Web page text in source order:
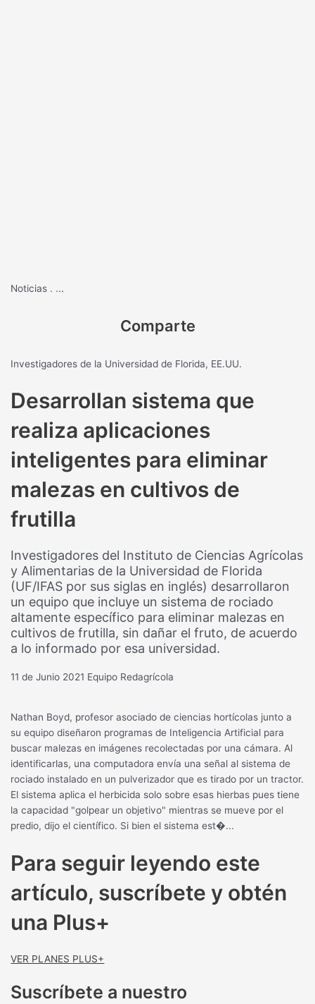
Noticias . ...
Comparte
Investigadores de la Universidad de Florida, EE.UU.
Desarrollan sistema que
realiza aplicaciones
inteligentes para eliminar
malezas en cultivos de
frutilla
Investigadores del Instituto de Ciencias Agrícolas
y Alimentarias de la Universidad de Florida
(UF/IFAS por sus siglas en inglés) desarrollaron
un equipo que incluye un sistema de rociado
altamente específico para eliminar malezas en
cultivos de frutilla, sin dañar el fruto, de acuerdo
a lo informado por esa universidad.
11 de Junio 2021 Equipo Redagrícola
Nathan Boyd, profesor asociado de ciencias hortícolas junto a
su equipo diseñaron programas de Inteligencia Artificial para
buscar malezas en imágenes recolectadas por una cámara. Al
identificarlas, una computadora envía una señal al sistema de
rociado instalado en un pulverizador que es tirado por un tractor.
El sistema aplica el herbicida solo sobre esas hierbas pues tiene
la capacidad "golpear un objetivo" mientras se mueve por el
predio, dijo el científico. Si bien el sistema est�...
Para seguir leyendo este
artículo, suscríbete y obtén
una Plus+
VER PLANES PLUS+
Suscríbete a nuestro